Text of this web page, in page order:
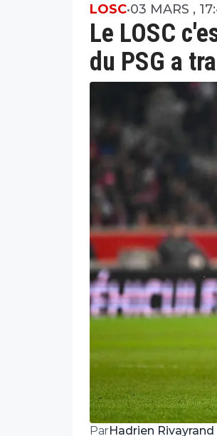
Le LOSC
du PSG a
LOSC•03 MARS ,
ParHadrien Rivayrand